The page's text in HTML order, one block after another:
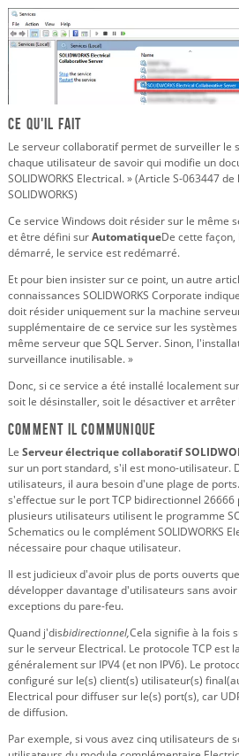
Ce qu'il fait
Le serveur collaboratif permet de surveiller le
chaque utilisateur de savoir qui modifie un
SOLIDWORKS Electrical. » (Article S-063447
SOLIDWORKS)
Ce service Windows doit résider sur le même
et être défini surAutomatiqueDe cette
démarré, le service est redémarré.
Et pour bien insister sur ce point, un autre
connaissances SOLIDWORKS Corporate
doit résider uniquement sur la machine
supplémentaire de ce service sur les
même serveur que SQL Server. Sinon,
surveillance inutilisable. »
Donc, si ce service a été installé localement
soit le désinstaller, soit le désactiver et arrêter
Comment il communique
Le Serveur électrique collaboratif
sur un port standard, s'il est mono-utilisateur.
utilisateurs, il aura besoin d'une plage de
s'effectue sur le port TCP bidirectionnel
plusieurs utilisateurs utilisent le programme
Schematics ou le complément SOLIDWORKS
nécessaire pour chaque utilisateur.
Il est judicieux d'avoir plus de ports ouverts
développer davantage d'utilisateurs sans
exceptions du pare-feu.
Quand j'disbidirectionnel,Cela signifie à la fois
sur le serveur Electrical. Le protocole TCP est
généralement sur IPV4 (et non IPV6). Le
configuré sur le(s) client(s) utilisateur(s)
Electrical pour diffuser sur le(s) port(s), car
de diffusion.
Par exemple, si vous avez cinq utilisateurs de